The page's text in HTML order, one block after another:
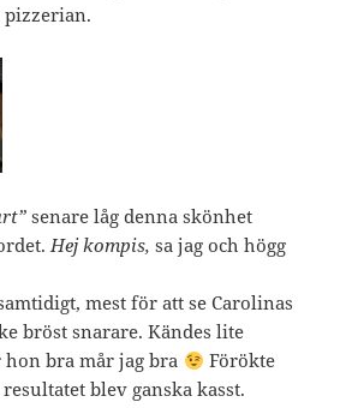
senare låg denna skönhet
Hej kompis, sa jag och högg
mest för att se Carolinas
bröst snarare. Kändes lite
bra mår jag bra
Förökte
blev ganska kasst.